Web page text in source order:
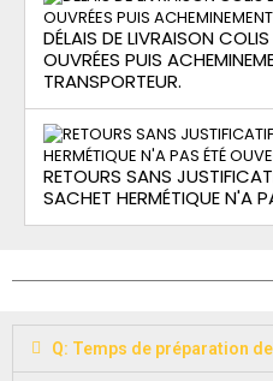
DÉLAIS DE LIVRAISON
OUVRÉES PUIS
TRANSPORTEUR.
RETOURS SANS
SACHET HERMÉTIQUE N'A
Q: Temps de préparation